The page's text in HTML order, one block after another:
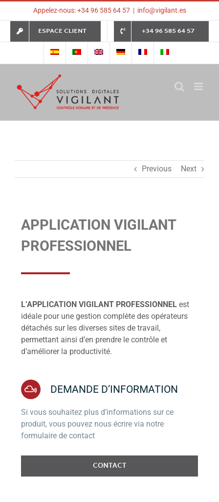
content
Appelez-nous: +34 96 585 64 57 | info@vigilant.es
ESPACE CLIENT +34 96 585 64 57
Previous Next
APPLICATION VIGILANT
PROFESSIONNEL
L’APPLICATION VIGILANT PROFESSIONNELest
idéale pour une gestion complète des opérateurs
détachés sur les diverses sites de travail,
permettant ainsi d’en prendre le contrôle et
d’améliorer la productivité.
DEMANDE D’INFORMATION
Si vous souhaitez plus d’informations sur ce
produit, vous pouvez nous écrire via notre
formulaire de contact
CONTACT